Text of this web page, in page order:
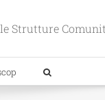
Strutture